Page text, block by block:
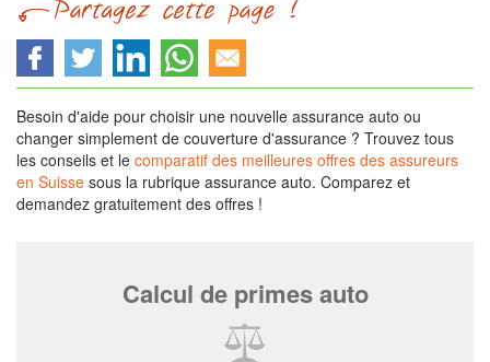
Besoin d'aide pour choisir une nouvelle assurance auto ou
changer simplement de couverture d'assurance ? Trouvez tous
les conseils et le comparatif des meilleures offres des assureurs
en Suisse sous la rubrique assurance auto. Comparez et
demandez gratuitement des offres !
Calcul de primes auto